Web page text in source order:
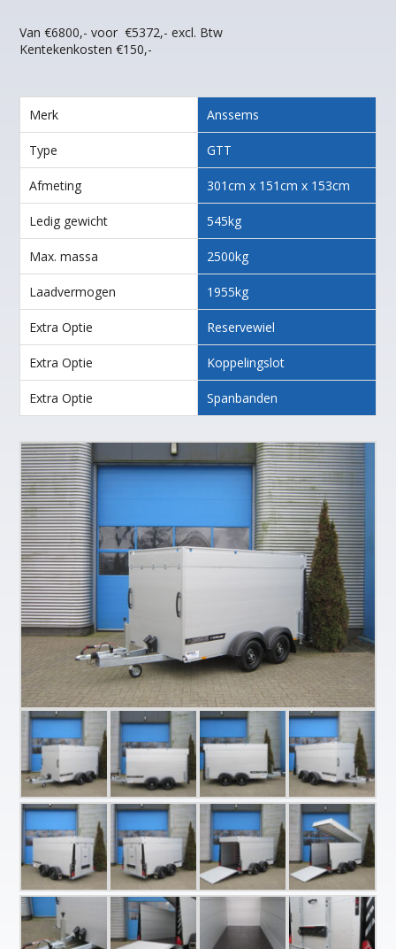
Van €6800,- voor €5372,- excl. Btw
Kentekenkosten €150,-
Merk Anssems
Type GTT
Afmeting 301cm x 151cm x 153cm
Ledig gewicht 545kg
Max. massa 2500kg
Laadvermogen 1955kg
Extra Optie Reservewiel
Extra Optie Koppelingslot
Extra Optie Spanbanden